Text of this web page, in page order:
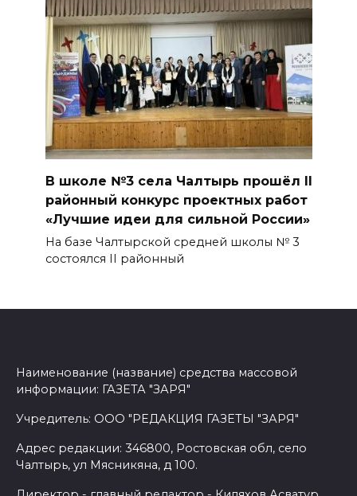
В школе №3 села Чалтырь прошёл II
районный конкурс проектных работ
«Лучшие идеи для сильной России»
На базе Чалтырской средней школы № 3
состоялся II районный
Наименование (название) средства массовой
информации: ГАЗЕТА "ЗАРЯ"
Учредитель: ООО "РЕДАКЦИЯ ГАЗЕТЫ "ЗАРЯ"
Адрес редакции: 346800, Ростовская обл, село
Чалтырь, ул Мясникяна, д 100.